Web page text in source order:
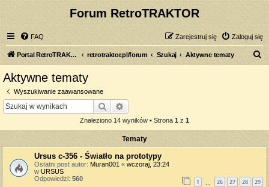
Forum RetroTRAKTOR
FAQ Zaloguj się
Zarejestruj się
Portal RetroTRAKTOR.pl retrotraktor.pl/forum Szukaj Aktywne tematy
Aktywne tematy
Wyszukiwanie zaawansowane
Szukaj
Znaleziono 14 wyników • Strona 1 z 1
Tematy
Ursus c-356 - Światło na prototypy
Ostatni post autor: Muran001 « wczoraj, 23:24
w URSUS
Odpowiedzi: 560 1 26 27 28 29